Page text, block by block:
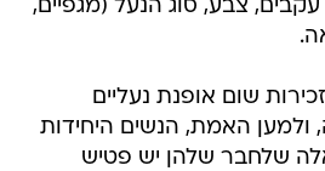
צבע, סוג הנעל (מגפיים,
שום אופנת נעליים
ולמען האמת, הנשים היחידות
אלה שלחבר שלהן יש פטיש